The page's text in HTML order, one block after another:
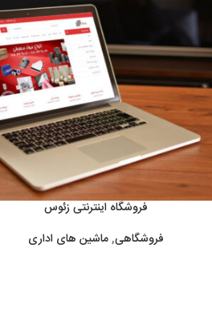
فروشگاه اینترنتی زئوس
فروشگاهی,ماشین های اداری